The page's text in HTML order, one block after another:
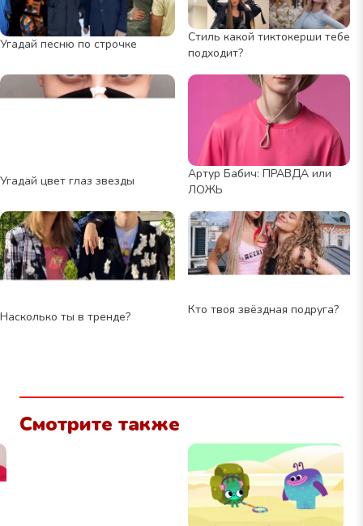
Угадай песню по строчке
Стиль какой тиктокерши тебе
подходит?
Угадай цвет глаз звезды
Артур Бабич: ПРАВДА или
ЛОЖЬ
Насколько ты в тренде? Кто твоя звёздная подруга?
Смотрите также